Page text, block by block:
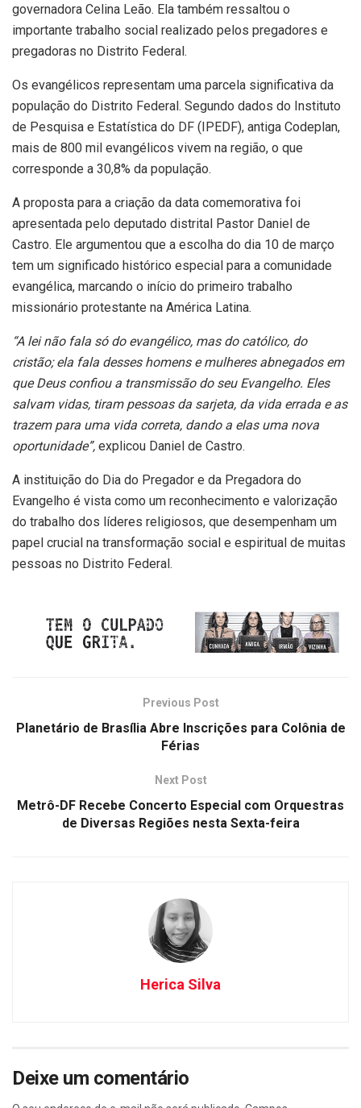
governadora Celina Leão. Ela também ressaltou o
importante trabalho social realizado pelos pregadores e
pregadoras no Distrito Federal.
Os evangélicos representam uma parcela significativa da
população do Distrito Federal. Segundo dados do Instituto
de Pesquisa e Estatística do DF (IPEDF), antiga Codeplan,
mais de 800 mil evangélicos vivem na região, o que
corresponde a 30,8% da população.
A proposta para a criação da data comemorativa foi
apresentada pelo deputado distrital Pastor Daniel de
Castro. Ele argumentou que a escolha do dia 10 de março
tem um significado histórico especial para a comunidade
evangélica, marcando o início do primeiro trabalho
missionário protestante na América Latina.
“A lei não fala só do evangélico, mas do católico, do
cristão; ela fala desses homens e mulheres abnegados em
que Deus confiou a transmissão do seu Evangelho. Eles
salvam vidas, tiram pessoas da sarjeta, da vida errada e as
trazem para uma vida correta, dando a elas uma nova
oportunidade”, explicou Daniel de Castro.
A instituição do Dia do Pregador e da Pregadora do
Evangelho é vista como um reconhecimento e valorização
do trabalho dos líderes religiosos, que desempenham um
papel crucial na transformação social e espiritual de muitas
pessoas no Distrito Federal.
Previous Post
Planetário de Brasília Abre Inscrições para Colônia de
Férias
Next Post
Metrô-DF Recebe Concerto Especial com Orquestras
de Diversas Regiões nesta Sexta-feira
Herica Silva
Deixe um comentário